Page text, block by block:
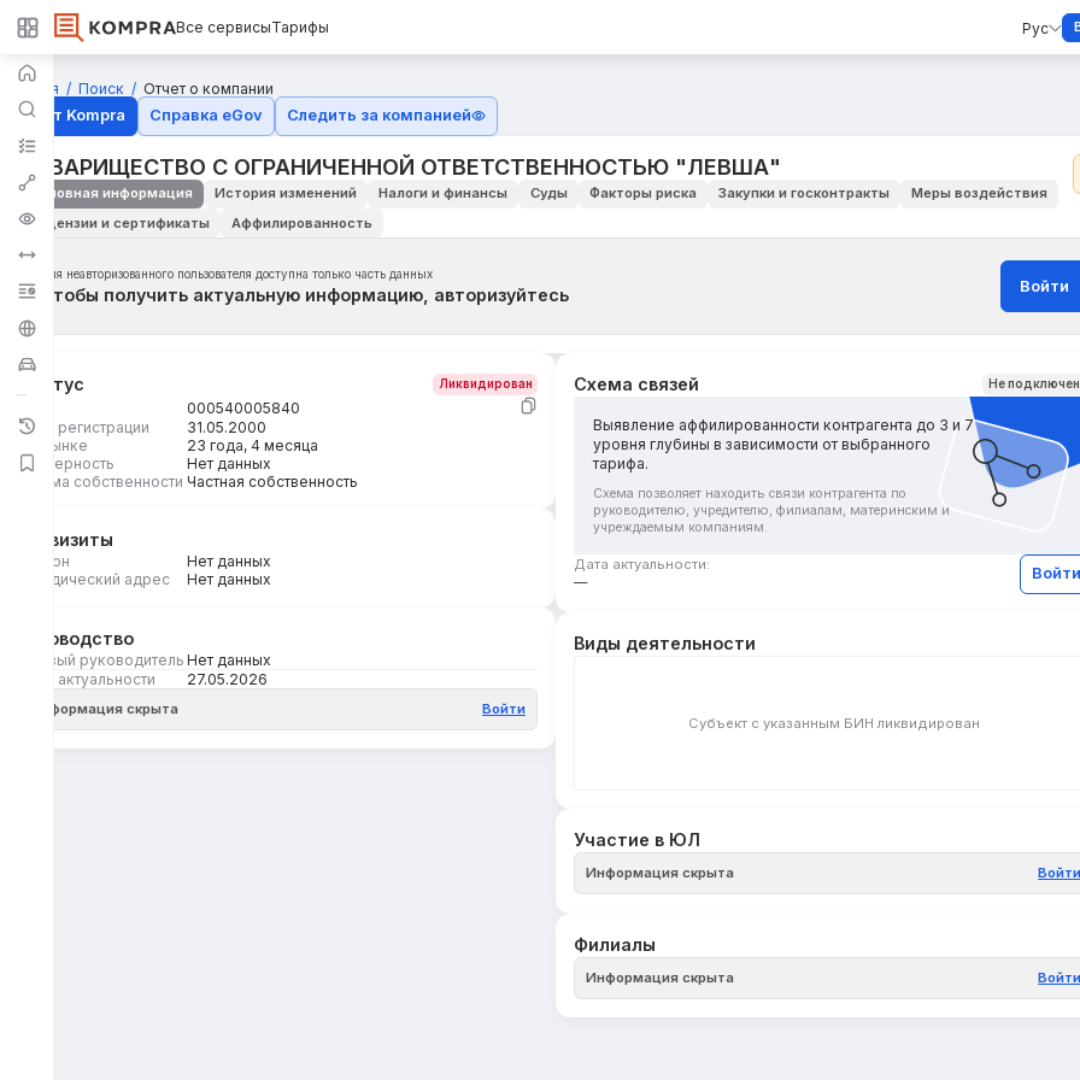
Все сервисыТарифы Рус
Главная Поиск
Отчет о компании
Отчёт Kompra
Справка eGov Следить за компанией
ТОВАРИЩЕСТВО С ОГРАНИЧЕННОЙ ОТВЕТСТВЕННОСТЬЮ "ЛЕВША"
Основная информация История изменений Налоги и финансы Суды Факторы риска Закупки и госконтракты
Меры воздействия
Лицензии и сертификаты
Аффилированность
Для неавторизованного пользователя доступна только часть данных
Чтобы получить актуальную информацию, авторизуйтесь Войти
Статус Ликвидирован
000540005840
Дата регистрации
31.05.2000
На рынке
23 года, 4 месяца
Размерность
Нет данных
Форма собственности Частная собственность
Реквизиты
Регион
Нет данных
Юридический адрес
Нет данных
Руководство
Первый руководитель Нет данных
Дата актуальности
27.05.2026
Информация скрыта Войти
Схема связей Не
Выявление аффилированности контрагента до 3 и 7
уровня глубины в зависимости от выбранного
тарифа.
Схема позволяет находить связи контрагента по
руководителю, учредителю, филиалам, материнским и
учреждаемым компаниям.
Дата актуальности:
—
Войти
Виды деятельности
Субъект с указанным БИН ликвидирован
Участие в ЮЛ
Информация скрыта Войти
Филиалы
Информация скрыта Войти